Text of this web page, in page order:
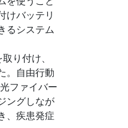
けバッテリ
るシステム
り付け、
。自由行動
ファイバー
ングしなが
、疾患発症